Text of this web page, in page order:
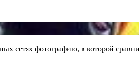
сетях фотографию, в которой